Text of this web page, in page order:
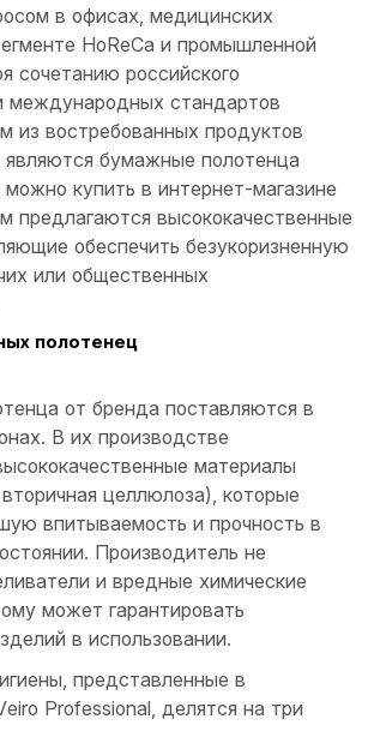
в офисах, медицинских
HoReCa и промышленной
сочетанию российского
международных стандартов
из востребованных продуктов
являются бумажные полотенца
купить в интернет-магазине
предлагаются высококачественные
обеспечить безукоризненную
или общественных
полотенец
от бренда поставляются в
В их производстве
материалы
целлюлоза), которые
впитываемость и прочность в
Производитель не
и вредные химические
может гарантировать
в использовании.
представленные в
Professional, делятся на три